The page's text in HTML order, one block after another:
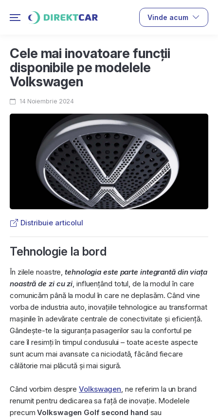
Vinde acum
Cele mai inovatoare funcții
disponibile pe modelele
Volkswagen
14 Noiembrie 2024
Distribuie articolul
Tehnologie la bord
În zilele noastre,tehnologia este parte integrantă din viața
noastră de zi cu zi , influențând totul, de la modul în care
comunicăm până la modul în care ne deplasăm. Când vine
vorba de industria auto, inovațiile tehnologice au transformat
mașinile în adevărate centrale de conectivitate și eficiență.
Gândește-te la siguranța pasagerilor sau la confortul pe
care îl resimți în timpul condusului – toate aceste aspecte
sunt acum mai avansate ca niciodată, făcând fiecare
călătorie mai plăcută și mai sigură.
Când vorbim despreVolkswagen , ne referim la un brand
renumit pentru dedicarea sa față de inovație. Modelele
precumVolkswagen Golf second hand sau